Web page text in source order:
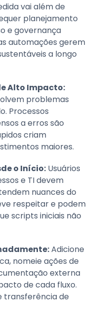
vai além de
planejamento
e governança
automações gerem
a longo
Alto Impacto:
problemas
Processos
a erros são
criam
maiores.
o Início: Usuários
e TI devem
nuances do
respeitar e podem
scripts iniciais não
Adicione
nomeie ações de
externa
de cada fluxo.
transferência de